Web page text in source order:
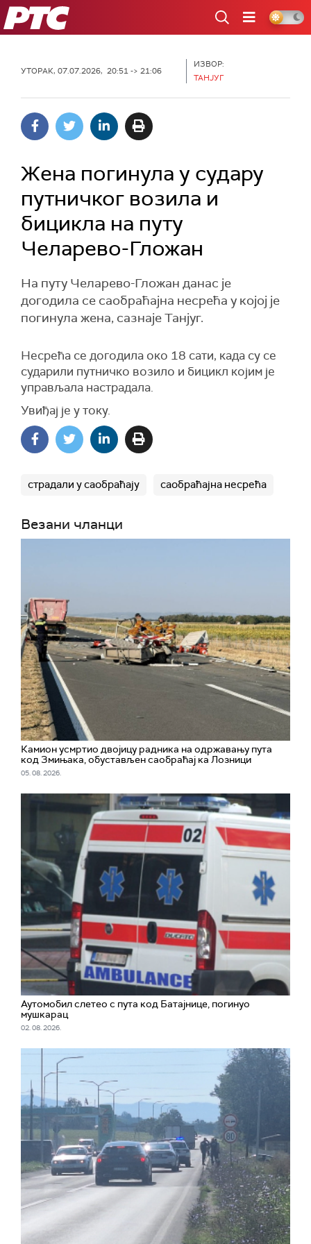
РТС
УТОРАК, 07.07.2026, 20:51 -> 21:06
ИЗВОР:
ТАНЈУГ
Жена погинула у судару
путничког возила и
бицикла на путу
Челарево-Гложан
На путу Челарево-Гложан данас је
догодила се саобраћајна несрећа у којој је
погинула жена, сазнаје Танјуг.
Несрећа се догодила око 18 сати, када су се
сударили путничко возило и бицикл којим је
управљала настрадала.
Увиђај је у току.
страдали у саобраћају саобраћајна несрећа
Везани чланци
Камион усмртио двојицу радника на одржавању пута
код Змињака, обустављен саобраћај ка Лозници
05. 08. 2026.
Аутомобил слетео с пута код Батајнице, погинуо
мушкарац
02. 08. 2026.